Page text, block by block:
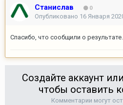
Станислав 0
Опубликовано 16 Января
Спасибо, что сообщили о результате.
Создайте аккаунт
чтобы оставить
Комментарии могут